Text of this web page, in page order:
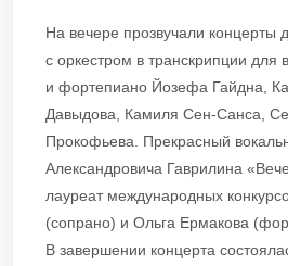
На вечере прозвучали концерты
с оркестром в транскрипции для
и фортепиано Йозефа Гайдна,
Давыдова, Камиля Сен-Санса,
Прокофьева. Прекрасный
Александровича Гаврилина
лауреат международных
(сопрано) и Ольга Ермакова
В завершении концерта